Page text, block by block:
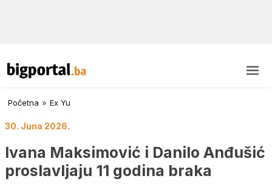
Početna » Ex Yu
30. Juna 2026.
Ivana Maksimović i Danilo Anđušić
proslavljaju 11 godina braka